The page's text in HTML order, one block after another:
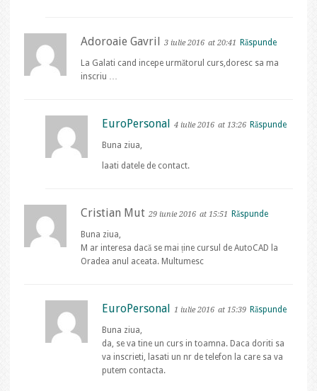
Adoroaie Gavril 3 iulie 2016 at 20:41 Răspunde
La Galati cand incepe următorul curs,doresc sa ma
inscriu …
EuroPersonal 4 iulie 2016 at 13:26 Răspunde
Buna ziua,
laati datele de contact.
Cristian Mut 29 iunie 2016 at 15:51 Răspunde
Buna ziua,
M ar interesa dacă se mai ține cursul de AutoCAD la
Oradea anul aceata. Multumesc
EuroPersonal 1 iulie 2016 at 15:39 Răspunde
Buna ziua,
da, se va tine un curs in toamna. Daca doriti sa
va inscrieti, lasati un nr de telefon la care sa va
putem contacta.